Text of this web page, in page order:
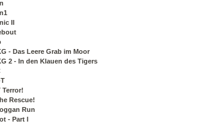
II
- Das Leere Grab im Moor
2 - In den Klauen des Tigers
Terror!
Rescue!
Run
- Part I